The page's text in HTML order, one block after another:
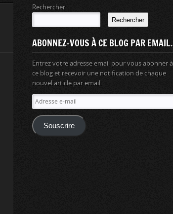
Rechercher
Rechercher
ABONNEZ-VOUS À CE BLOG PAR EMAIL.
Entrez votre adresse email pour vous abonner à
ce blog et recevoir une notification de chaque
nouvel article par email.
Adresse
e-
mail
Souscrire